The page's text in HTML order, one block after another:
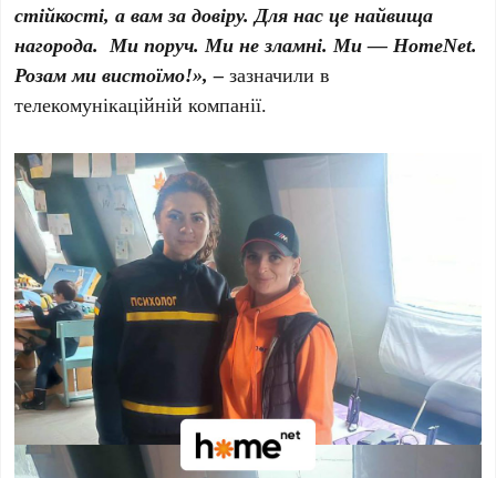
стійкості, а вам за довіру. Для нас це найвища
нагорода. Ми поруч. Ми не зламні. Ми — HomeNet.
Розам ми вистоїмо!», –зазначили в
телекомунікаційній компанії.